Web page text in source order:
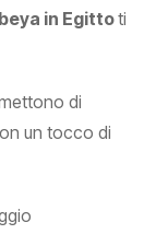
in Egittoti
di
un tocco di